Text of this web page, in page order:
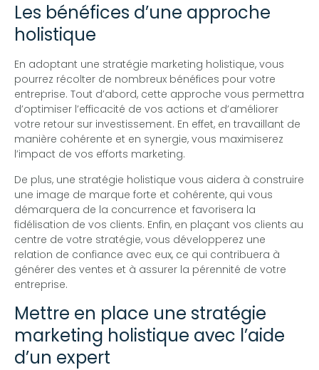
Les bénéfices d’une approche
holistique
En adoptant une stratégie marketing holistique, vous
pourrez récolter de nombreux bénéfices pour votre
entreprise. Tout d’abord, cette approche vous permettra
d’optimiser l’efficacité de vos actions et d’améliorer
votre retour sur investissement. En effet, en travaillant de
manière cohérente et en synergie, vous maximiserez
l’impact de vos efforts marketing.
De plus, une stratégie holistique vous aidera à construire
une image de marque forte et cohérente, qui vous
démarquera de la concurrence et favorisera la
fidélisation de vos clients. Enfin, en plaçant vos clients au
centre de votre stratégie, vous développerez une
relation de confiance avec eux, ce qui contribuera à
générer des ventes et à assurer la pérennité de votre
entreprise.
Mettre en place une stratégie
marketing holistique avec l’aide
d’un expert